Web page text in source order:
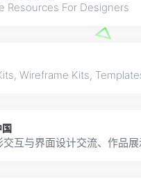
Resources For Designers
Wireframe Kits,
交互与界面设计交流、作品展